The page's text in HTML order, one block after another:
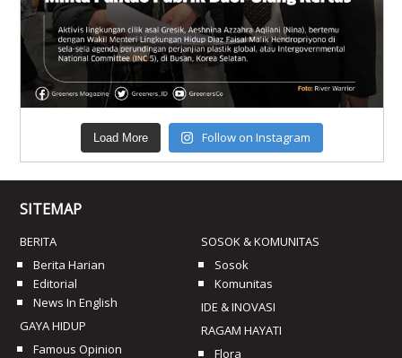
Load More Follow on Instagram
SITEMAP
BERITA
Berita Harian
Editorial
News In English
GAYA HIDUP
Famous Opinion
SOSOK & KOMUNITAS
Sosok
Komunitas
IDE & INOVASI
RAGAM HAYATI
Flora